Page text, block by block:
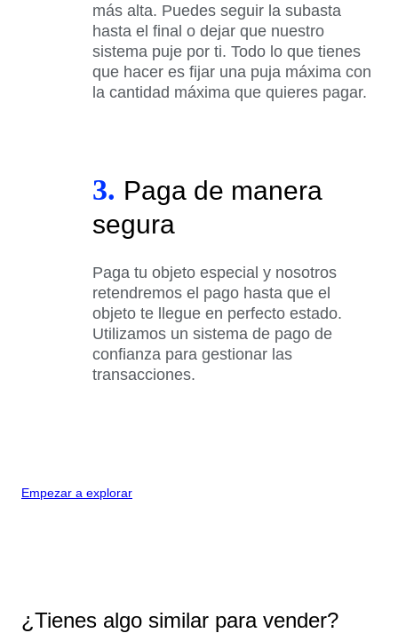
más alta. Puedes seguir la subasta
hasta el final o dejar que nuestro
sistema puje por ti. Todo lo que tienes
que hacer es fijar una puja máxima con
la cantidad máxima que quieres pagar.
3. Paga de manera
segura
Paga tu objeto especial y nosotros
retendremos el pago hasta que el
objeto te llegue en perfecto estado.
Utilizamos un sistema de pago de
confianza para gestionar las
transacciones.
Empezar a explorar
¿Tienes algo similar para vender?